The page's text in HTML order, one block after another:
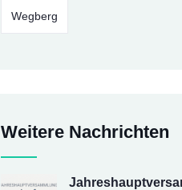
Wegberg
Weitere Nachrichten